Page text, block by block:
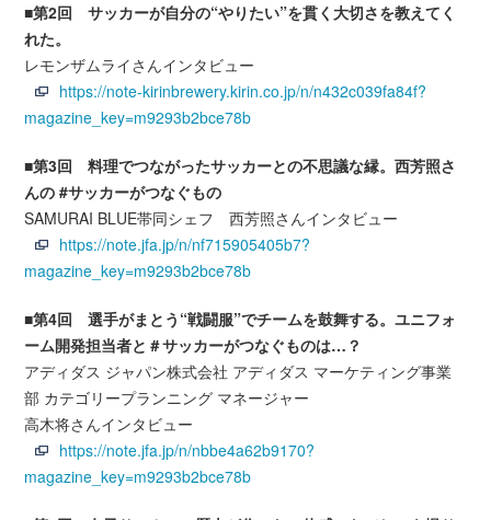
■第2回 サッカーが自分の“やりたい”を貫く大切さを教えてく
れた。
レモンザムライさんインタビュー
https://note-kirinbrewery.kirin.co.jp/n/n432c039fa84f?
magazine_key=m9293b2bce78b
■第3回 料理でつながったサッカーとの不思議な縁。西芳照さ
んの #サッカーがつなぐもの
SAMURAI BLUE帯同シェフ 西芳照さんインタビュー
https://note.jfa.jp/n/nf715905405b7?
magazine_key=m9293b2bce78b
■第4回 選手がまとう“戦闘服”でチームを鼓舞する。ユニフォ
ーム開発担当者と＃サッカーがつなぐものは…？
アディダス ジャパン株式会社 アディダス マーケティング事業
部 カテゴリープランニング マネージャー
高木将さんインタビュー
https://note.jfa.jp/n/nbbe4a62b9170?
magazine_key=m9293b2bce78b